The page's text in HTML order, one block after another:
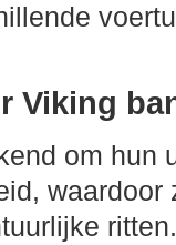
Viking
om hun